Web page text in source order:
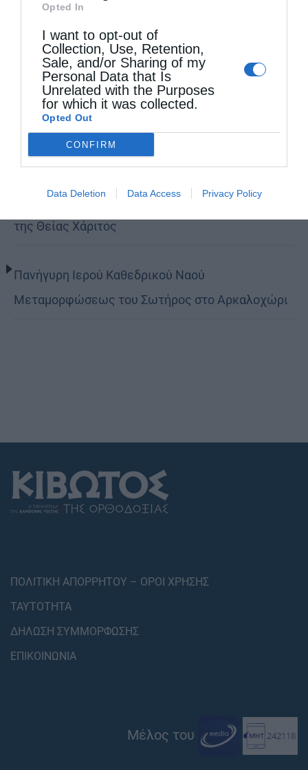
Opted In
I want to opt-out of
Collection, Use, Retention,
Sale, and/or Sharing of my
Personal Data that Is
Unrelated with the Purposes
for which it was collected.
Opted Out
CONFIRM
Data Deletion Data Access Privacy Policy
Χειροτονία Διακόνου από τον Αρχιεπίσκοπο
Αυστραλίας στην Ιερά Επισκοπή Χώρας
Δημητριάδος Ιγνάτιος: «Ο Χριστός μάς έδειξε το
μέλλον μας» – Με λαμπρότητα εορτάστηκε στον
Βόλο η Μεταμόρφωση
Κορίνθου Παύλος: Να γίνουμε μέτοχοι του φωτός
της Θείας Χάριτος
Πανήγυρη Ιερού Καθεδρικού Ναού
Μεταμορφώσεως του Σωτήρος στο Αρκαλοχώρι
ΠΟΛΙΤΙΚΗ ΑΠΟΡΡΗΤΟΥ – ΟΡΟΙ ΧΡΗΣΗΣ
ΤΑΥΤΟΤΗΤΑ
ΔΗΛΩΣΗ ΣΥΜΜΟΡΦΩΣΗΣ
ΕΠΙΚΟΙΝΩΝΙΑ
Μέλος του